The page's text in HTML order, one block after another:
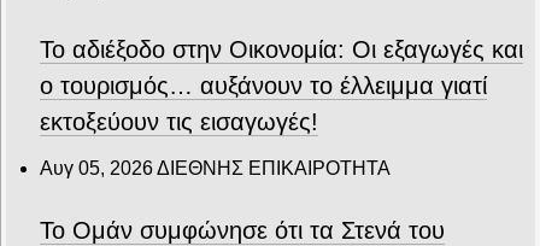
Το αδιέξοδο στην Οικονομία: Οι εξαγωγές και
ο τουρισμός… αυξάνουν το έλλειμμα γιατί
εκτοξεύουν τις εισαγωγές!
Αυγ 05, 2026ΔΙΕΘΝΗΣ ΕΠΙΚΑΙΡΟΤΗΤΑ
Το Ομάν συμφώνησε ότι τα Στενά του